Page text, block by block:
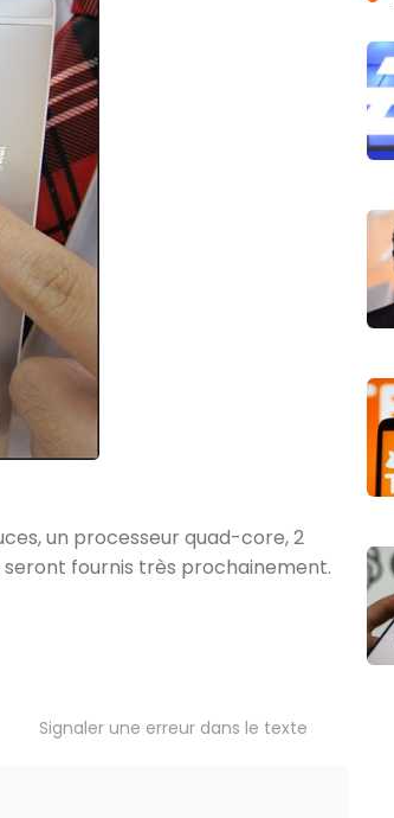
un processeur quad-core, 2
seront fournis très prochainement.
Signaler une erreur dans le texte